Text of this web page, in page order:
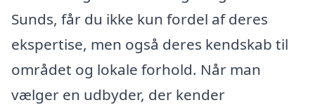
Sunds, får du ikke kun fordel af deres
ekspertise, men også deres kendskab til
området og lokale forhold. Når man
vælger en udbyder, der kender